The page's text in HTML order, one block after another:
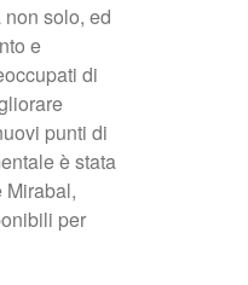
solo, ed
e
di
punti di
è stata
Mirabal,
per